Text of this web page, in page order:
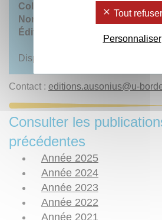
Collection
Nombre de pages
: 190 p.
Éditions :
Disponible
Contact : editions.ausonius@u-
Consulter les
précédentes
Année 2025
Année 2024
Année 2023
Année 2022
Année 2021
Tout refuser
Personnaliser